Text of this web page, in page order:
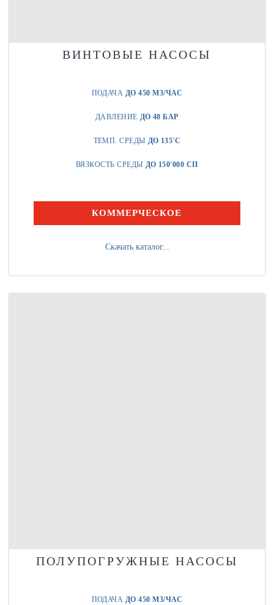
ВИНТОВЫЕ НАСОСЫ
ПОДАЧА ДО 450 М3/ЧАС
ДАВЛЕНИЕ ДО 48 БАР
ТЕМП. СРЕДЫ ДО 135'C
ВЯЗКОСТЬ СРЕДЫ ДО 150'000 СП
КОММЕРЧЕСКОЕ
Скачать каталог...
ПОЛУПОГРУЖНЫЕ НАСОСЫ
ПОДАЧА ДО 450 М3/ЧАС